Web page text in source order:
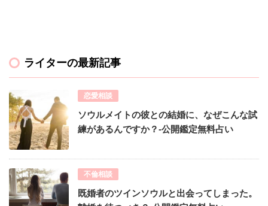
ライターの最新記事
恋愛相談
ソウルメイトの彼との結婚に、なぜこんな試
練があるんですか？-公開鑑定無料占い
不倫相談
既婚者のツインソウルと出会ってしまった。